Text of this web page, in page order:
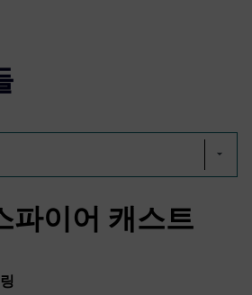
파이어 캐스트